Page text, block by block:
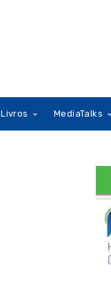
Livros MediaTalks